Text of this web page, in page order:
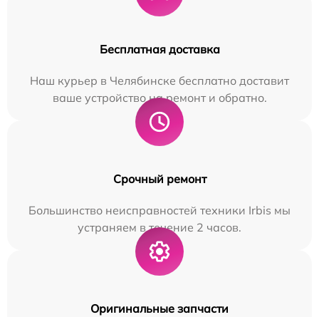
Бесплатная доставка
Наш курьер в Челябинске бесплатно доставит
ваше устройство на ремонт и обратно.
Срочный ремонт
Большинство неисправностей техники Irbis мы
устраняем в течение 2 часов.
Оригинальные запчасти